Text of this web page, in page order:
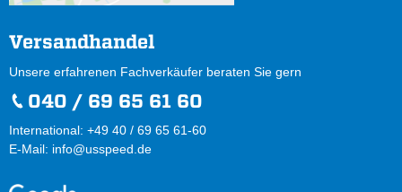
Versandhandel
Unsere erfahrenen Fachverkäufer beraten Sie gern
040 / 69 65 61 60
International: +49 40 / 69 65 61-60
E-Mail: info@usspeed.de